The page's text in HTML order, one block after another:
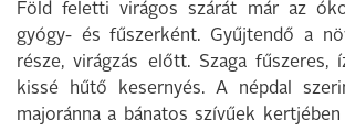
Föld feletti virágos szárát már az
gyógy- és fűszerként. Gyűjtendő a
része, virágzás előtt. Szaga fűszeres,
kissé hűtő kesernyés. A népdal
majoránna a bánatos szívűek